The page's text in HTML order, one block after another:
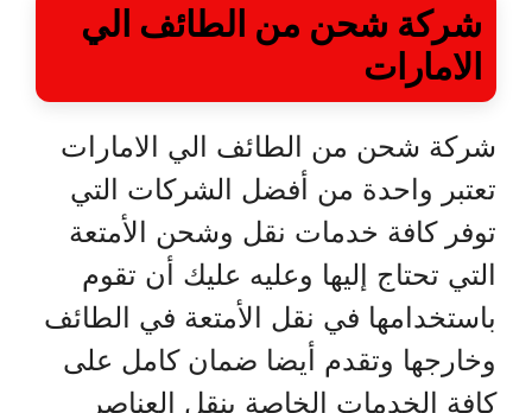
شركة شحن من الطائف الي
الامارات
شركة شحن من الطائف الي الامارات
تعتبر واحدة من أفضل الشركات التي
توفر كافة خدمات نقل وشحن الأمتعة
التي تحتاج إليها وعليه عليك أن تقوم
باستخدامها في نقل الأمتعة في الطائف
وخارجها وتقدم أيضا ضمان كامل على
كافة الخدمات الخاصة بنقل العناصر